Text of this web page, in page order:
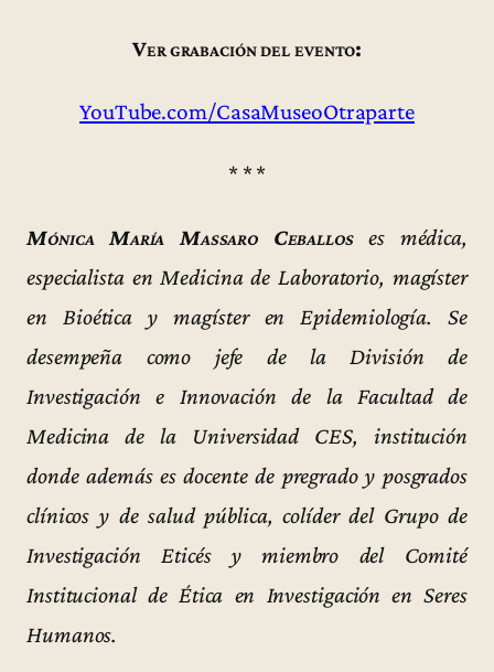
Ver grabación del evento:
YouTube.com/CasaMuseoOtraparte
* * *
Mónica María Massaro Ceballoses médica,
especialista en Medicina de Laboratorio, magíster
en Bioética y magíster en Epidemiología. Se
desempeña como jefe de la División de
Investigación e Innovación de la Facultad de
Medicina de la Universidad CES, institución
donde además es docente de pregrado y posgrados
clínicos y de salud pública, colíder del Grupo de
Investigación Eticés y miembro del Comité
Institucional de Ética en Investigación en Seres
Humanos.